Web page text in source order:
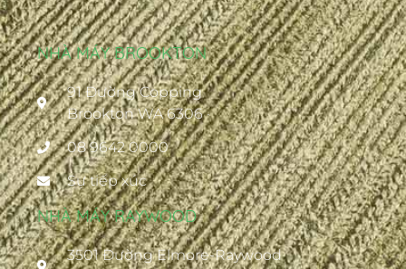
NHÀ MÁY BROOKTON
91 Đường Copping
Brookton WA 6306 ·
08 9642 0000
Sự tiếp xúc
NHÀ MÁY RAYWOOD
3501 Đường Elmore-Raywood